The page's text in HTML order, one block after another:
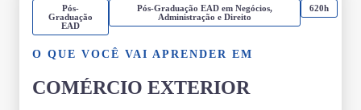
Pós-
Graduação
EAD
Pós-Graduação EAD em Negócios,
Administração e Direito
620h
O QUE VOCÊ VAI APRENDER EM
COMÉRCIO EXTERIOR